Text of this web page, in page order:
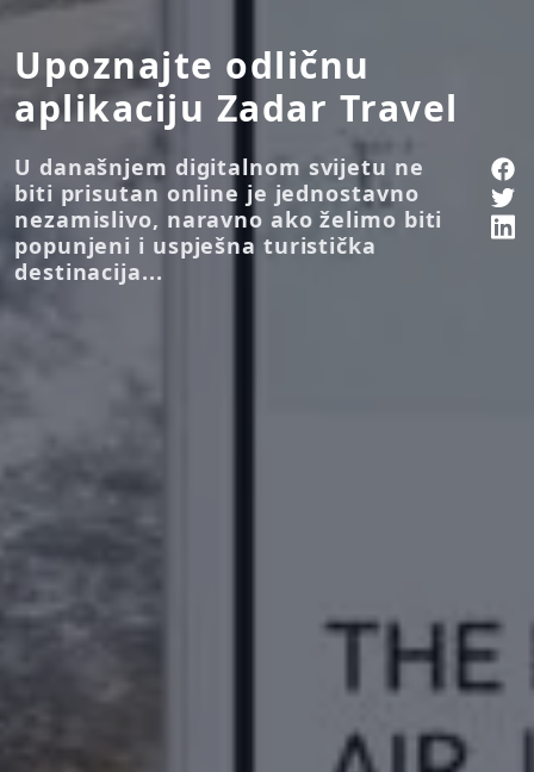
Upoznajte odličnu
aplikaciju Zadar Travel
U današnjem digitalnom svijetu ne
biti prisutan online je jednostavno
nezamislivo, naravno ako želimo biti
popunjeni i uspješna turistička
destinacija...